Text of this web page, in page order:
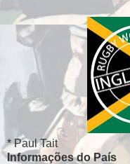
* Paul Tait
Informações do País